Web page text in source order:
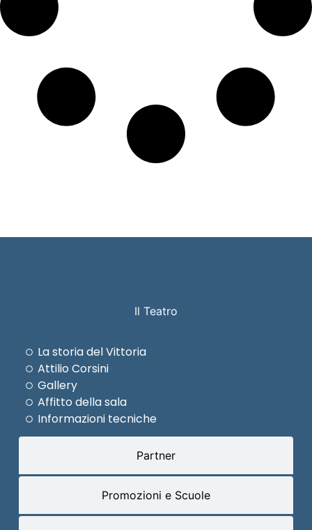
Il Teatro
Partner
Promozioni e Scuole
La storia del Vittoria
Attilio Corsini
Gallery
Affitto della sala
Informazioni tecniche